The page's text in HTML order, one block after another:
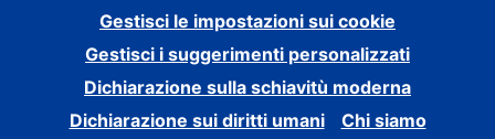
Gestisci le impostazioni sui cookie
Gestisci i suggerimenti personalizzati
Dichiarazione sulla schiavitù moderna
Dichiarazione sui diritti umani
Chi siamo